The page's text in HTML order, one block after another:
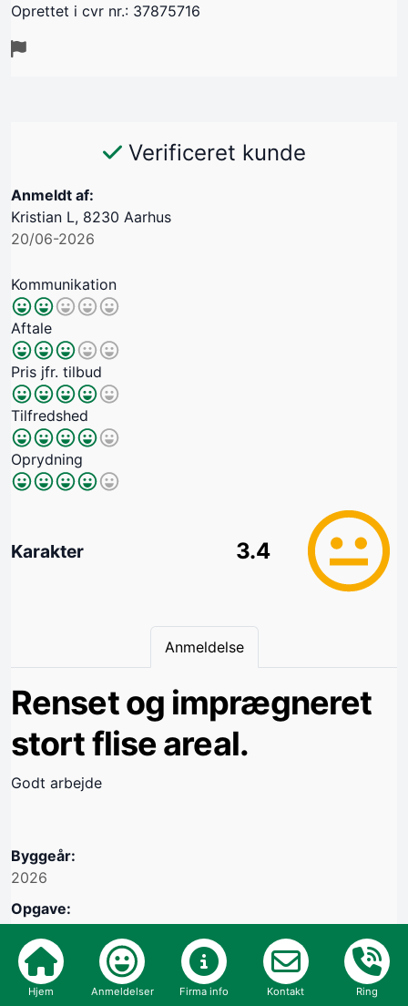
Oprettet i cvr nr.: 37875716
Verificeret kunde
Anmeldt af:
Kristian L, 8230 Aarhus
20/06-2026
Kommunikation
Aftale
Pris jfr. tilbud
Tilfredshed
Oprydning
Karakter 3.4
Anmeldelse
Renset og imprægneret
stort flise areal.
Godt arbejde
Byggeår:
2026
Opgave:
Vil du bruge håndværkeren igen: JA
Oprettet i cvr nr.: 37875716
Hjem Anmeldelser Firma info Kontakt Ring